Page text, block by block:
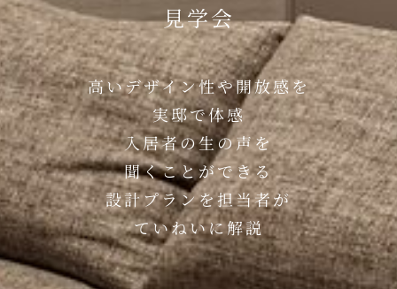
見学会
高いデザイン性や開放感を
実邸で体感
入居者の生の声を
聞くことができる
設計プランを担当者が
ていねいに解説